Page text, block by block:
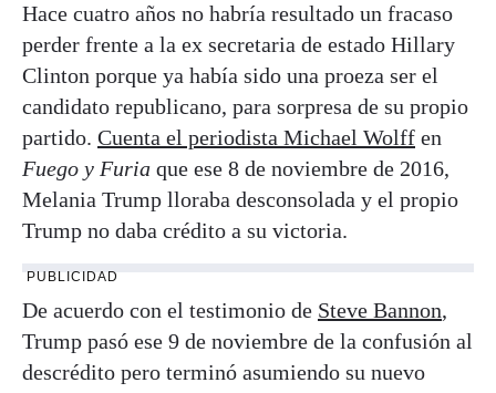
Hace cuatro años no habría resultado un fracaso
perder frente a la ex secretaria de estado Hillary
Clinton porque ya había sido una proeza ser el
candidato republicano, para sorpresa de su propio
partido. Cuenta el periodista Michael Wolff en
Fuego y Furia que ese 8 de noviembre de 2016,
Melania Trump lloraba desconsolada y el propio
Trump no daba crédito a su victoria.
PUBLICIDAD
De acuerdo con el testimonio de Steve Bannon,
Trump pasó ese 9 de noviembre de la confusión al
descrédito pero terminó asumiendo su nuevo